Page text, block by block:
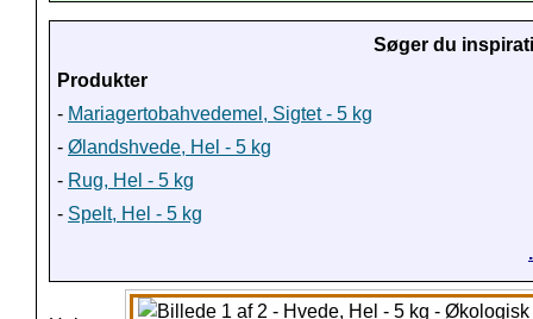
Søger du
Produkter
- Mariagertobahvedemel, Sigtet - 5 kg
- Ølandshvede, Hel - 5 kg
- Rug, Hel - 5 kg
- Spelt, Hel - 5 kg